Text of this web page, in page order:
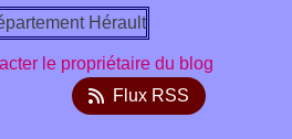
le propriétaire du blog
Flux RSS